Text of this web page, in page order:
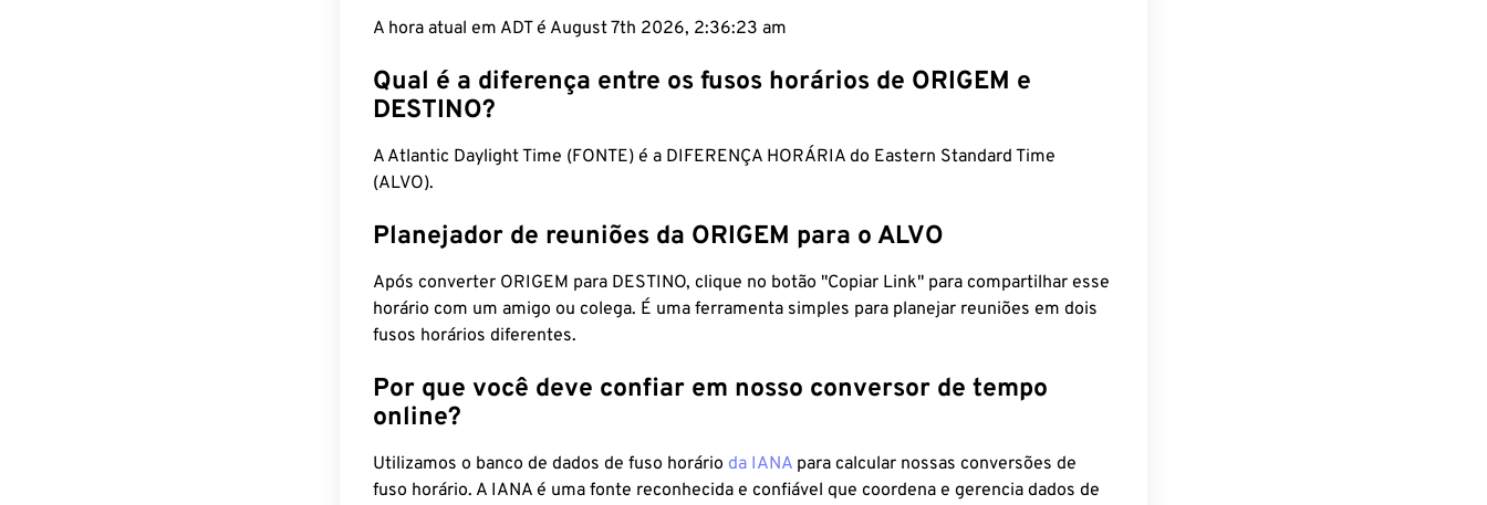
A hora atual em ADT é August 7th 2026, 2:36:24 am
Qual é a diferença entre os fusos horários de ORIGEM e
DESTINO?
A Atlantic Daylight Time (FONTE) é a DIFERENÇA HORÁRIA do Eastern Standard Time
(ALVO).
Planejador de reuniões da ORIGEM para o ALVO
Após converter ORIGEM para DESTINO, clique no botão "Copiar Link" para compartilhar esse
horário com um amigo ou colega. É uma ferramenta simples para planejar reuniões em dois
fusos horários diferentes.
Por que você deve confiar em nosso conversor de tempo
online?
Utilizamos o banco de dados de fuso horário da IANA para calcular nossas conversões de
fuso horário. A IANA é uma fonte reconhecida e confiável que coordena e gerencia dados de